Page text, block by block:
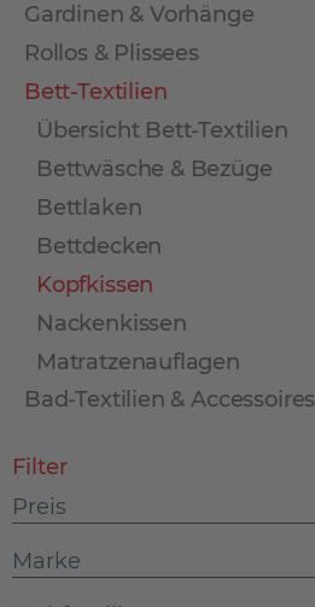
Gardinen & Vorhänge
Rollos & Plissees
Bett-Textilien
Übersicht Bett-Textilien
Bettwäsche & Bezüge
Bettlaken
Bettdecken
Kopfkissen
Nackenkissen
Matratzenauflagen
Bad-Textilien & Accessoires
Filter
Preis
Marke